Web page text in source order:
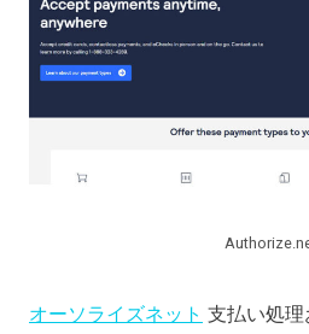
オーソライズネット 支払い処